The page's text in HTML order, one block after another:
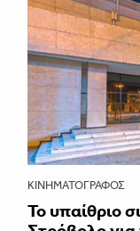
ΚΙΝΗΜΑΤΟΓΡΆΦΟΣ
Το υπαίθριο